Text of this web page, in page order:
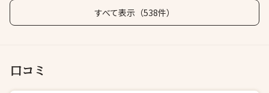
すべて表示（538件）
口コミ